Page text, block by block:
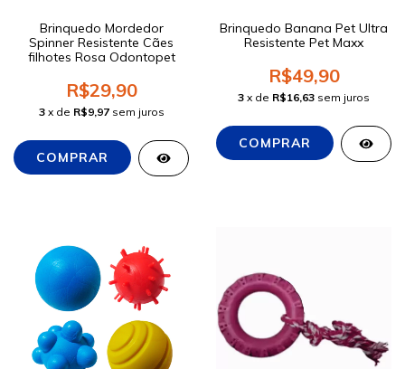
Brinquedo Mordedor
Spinner Resistente Cães
filhotes Rosa Odontopet
R$29,90
3 x de R$9,97 sem juros
Brinquedo Banana Pet Ultra
Resistente Pet Maxx
R$49,90
3 x de R$16,63 sem juros